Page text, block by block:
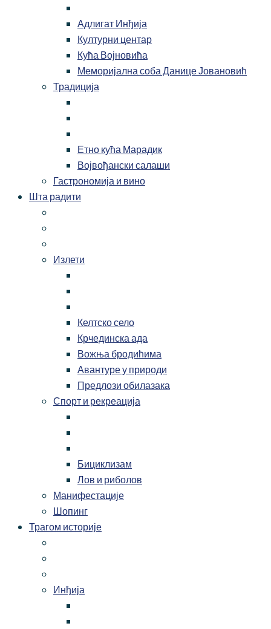
Адлигат Инђија
Културни центар
Кућа Војновића
Меморијална соба Данице Јовановић
Традиција
Етно кућа Марадик
Војвођански салаши
Гастрономија и вино
Шта радити
Излети
Келтско село
Крчединска ада
Вожња бродићима
Авантуре у природи
Предлози обилазака
Спорт и рекреација
Бициклизам
Лов и риболов
Манифестације
Шопинг
Трагом историје
Инђија